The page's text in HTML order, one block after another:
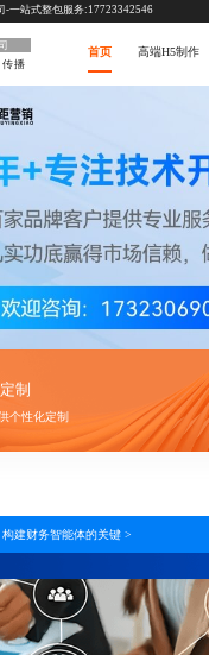
-一站式整包服务:17723342546
播
首页 高端H5制作
制
个性化定制
构建财务智能体的关键 >